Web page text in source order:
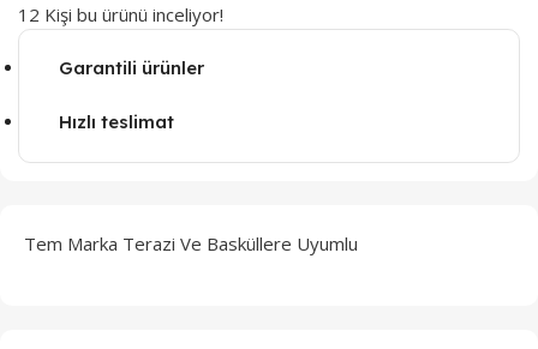
12 Kişi bu ürünü inceliyor!
Garantili ürünler
Hızlı teslimat
Tem Marka Terazi Ve Basküllere Uyumlu